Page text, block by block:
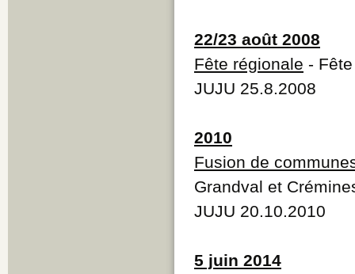
22/23 août 2008
Fête régionale -
JUJU 25.8.2008
2010
Fusion de
Grandval et
JUJU 20.10.2010
5 juin 2014